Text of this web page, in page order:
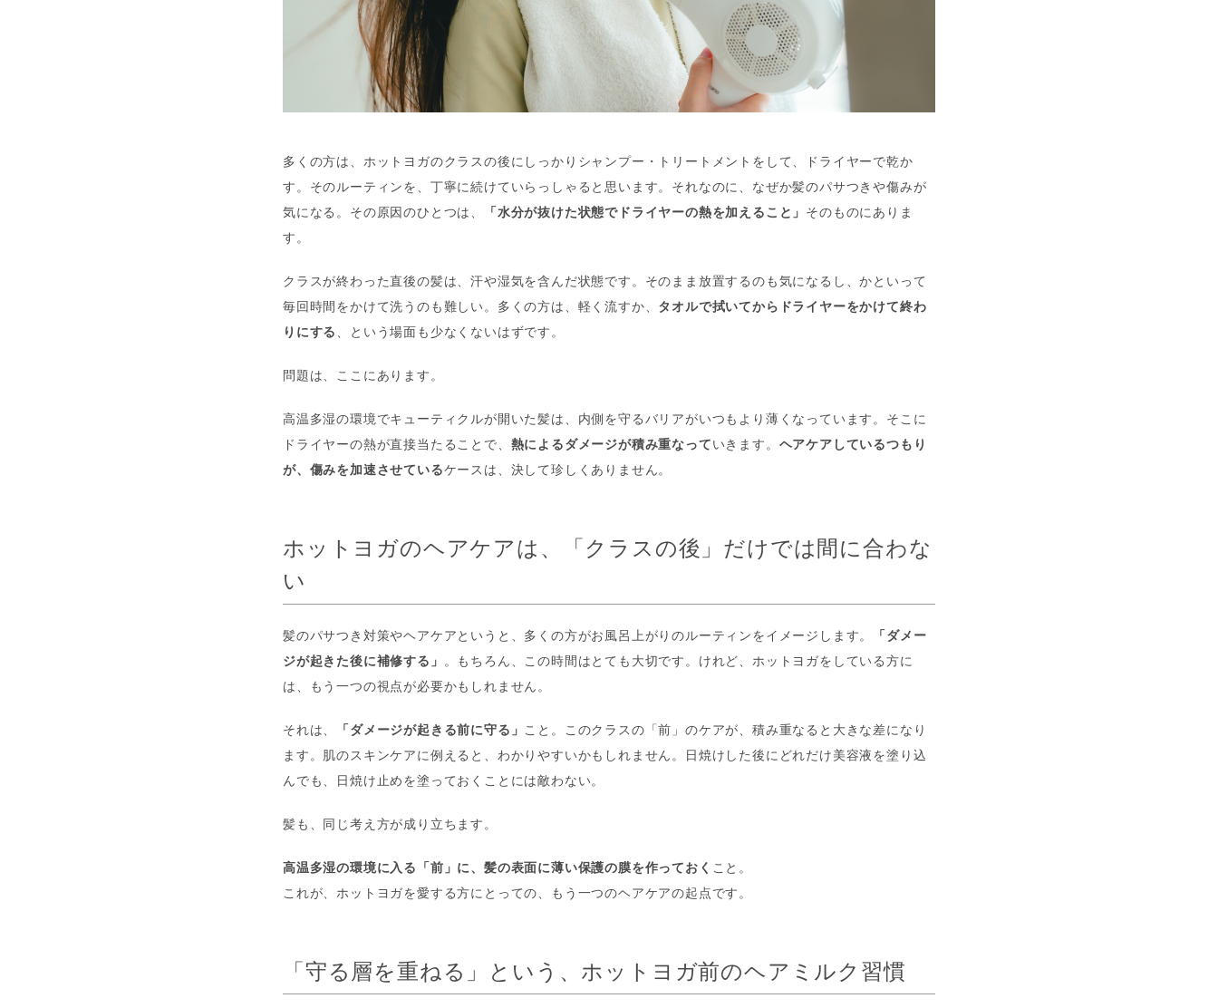
多くの方は、ホットヨガのクラスの後にしっかりシャンプー・トリートメントをして、ドライヤーで乾か
す。そのルーティンを、丁寧に続けていらっしゃると思います。それなのに、なぜか髪のパサつきや傷みが
気になる。その原因のひとつは、
「水分が抜けた状態でドライヤーの熱を加えること」 そのものにありま
す。
クラスが終わった直後の髪は、汗や湿気を含んだ状態です。そのまま放置するのも気になるし、かといって
毎回時間をかけて洗うのも難しい。多くの方は、軽く流すか、 タオルで拭いてからドライヤーをかけて終わ
りにする
、という場面も少なくないはずです。
問題は、ここにあります。
高温多湿の環境でキューティクルが開いた髪は、内側を守るバリアがいつもより薄くなっています。そこに
ドライヤーの熱が直接当たることで、 熱によるダメージが積み重なっていきます。 ヘアケアしているつもり
が、傷みを加速させているケースは、決して珍しくありません。
ホットヨガのヘアケアは、「クラスの後」だけでは間に合わな
い
髪のパサつき対策やヘアケアというと、多くの方がお風呂上がりのルーティンをイメージします。
「ダメー
ジが起きた後に補修する」
。もちろん、この時間はとても大切です。けれど、ホットヨガをしている方に
は、もう一つの視点が必要かもしれません。
それは、 「ダメージが起きる前に守る」 こと。このクラスの「前」のケアが、積み重なると大きな差になり
ます。肌のスキンケアに例えると、わかりやすいかもしれません。日焼けした後にどれだけ美容液を塗り込
んでも、日焼け止めを塗っておくことには敵わない。
髪も、同じ考え方が成り立ちます。
高温多湿の環境に入る「前」に、髪の表面に薄い保護の膜を作っておく こと。
これが、ホットヨガを愛する方にとっての、もう一つのヘアケアの起点です。
「守る層を重ねる」という、ホットヨガ前のヘアミルク習慣